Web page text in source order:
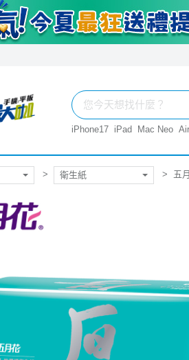
iPhone17 iPad Mac Neo
衛生紙 五